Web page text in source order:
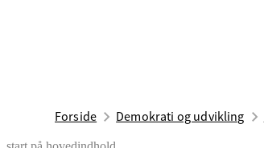
Forside Demokrati og udvikling